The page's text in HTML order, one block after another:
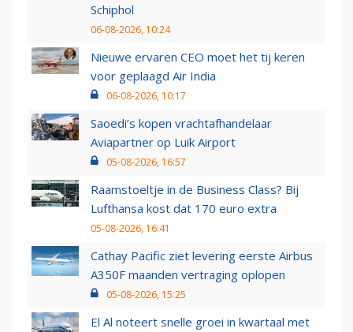
Schiphol
06-08-2026, 10:24
Nieuwe ervaren CEO moet het tij keren
voor geplaagd Air India
06-08-2026, 10:17
Saoedi’s kopen vrachtafhandelaar
Aviapartner op Luik Airport
05-08-2026, 16:57
Raamstoeltje in de Business Class? Bij
Lufthansa kost dat 170 euro extra
05-08-2026, 16:41
Cathay Pacific ziet levering eerste Airbus
A350F maanden vertraging oplopen
05-08-2026, 15:25
El Al noteert snelle groei in kwartaal met